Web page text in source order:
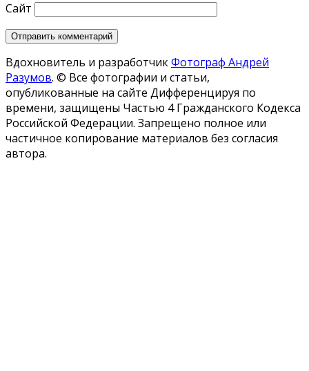
Сайт
Вдохновитель и разработчикФотограф Андрей
Разумов. © Все фотографии и статьи,
опубликованные на сайте Дифференцируя по
времени, защищены Частью 4 Гражданского Кодекса
Российской Федерации. Запрещено полное или
частичное копирование материалов без согласия
автора.